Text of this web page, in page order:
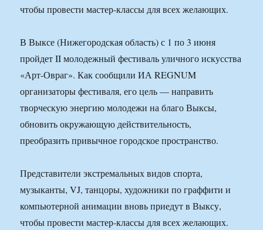
чтобы провести мастер-классы для всех желающих.
В Выксе (Нижегородская область) с 1 по 3 июня
пройдет II молодежный фестиваль уличного искусства
«Арт-Овраг». Как сообщили ИА REGNUM
организаторы фестиваля, его цель — направить
творческую энергию молодежи на благо Выксы,
обновить окружающую действительность,
преобразить привычное городское пространство.
Представители экстремальных видов спорта,
музыканты, VJ, танцоры, художники по граффити и
компьютерной анимации вновь приедут в Выксу,
чтобы провести мастер-классы для всех желающих.